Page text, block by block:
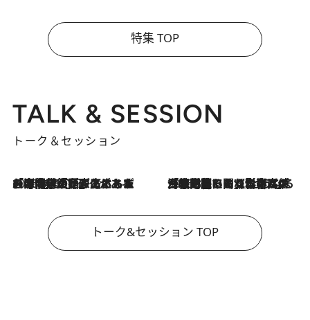
特集 TOP
TALK & SESSION
トーク＆セッション
2026.8.3
「今後値上げがあるとすれば…」「リスクがあるのは今年の冬」エネルギー専門家が語る、ホルムズ海峡封鎖が家庭にもたらす“ある心配” 2026.8.3
「住宅建てられない…」「サーチャージ料の高値が続いている」ホルムズ海峡封鎖による影響はいつまで続く？《エネルギー専門家に聞く“どうなる日本の暮らし”》
トーク&セッション TOP